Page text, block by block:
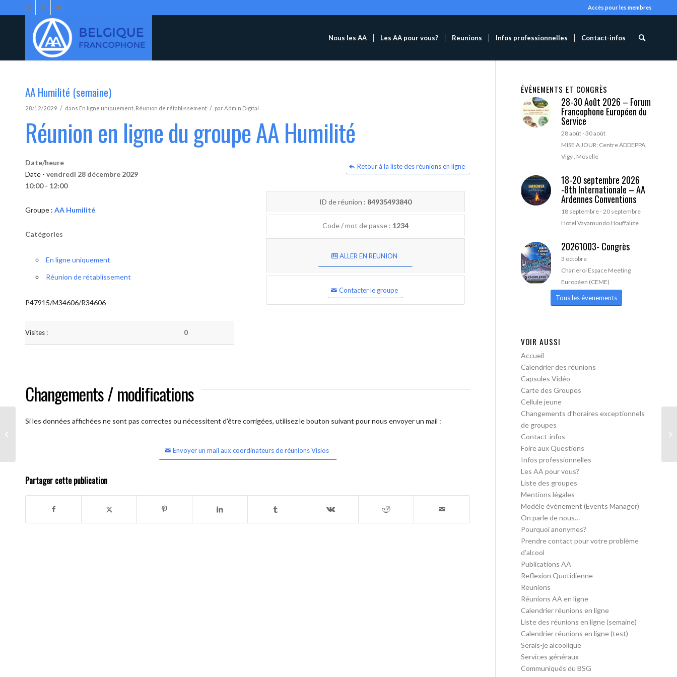
Accès pour les membres
Nous les AA Les AA pour vous? Reunions Infos professionnelles Contact-infos
AA Humilité (semaine)
28/12/2029 / dans En ligne uniquement Réunion de rétablissement / parAdmin Digital
Réunion en ligne du groupe AA Humilité
Retour à la liste des réunions en ligne
Date/heure
Date - vendredi 28 décembre 2029
10:00 - 12:00
Groupe : AA Humilité
Catégories
En ligne uniquement
Réunion de rétablissement
P47915/M34606/R34606
Visites : 0
ID de réunion : 84935493840
Code / mot de passe : 1234
ALLER EN REUNION
Contacter le groupe
Changements / modifications
Si les données affichées ne sont pas correctes ou nécessitent d'être corrigées, utilisez le bouton suivant pour nous envoyer un mail :
Envoyer un mail aux coordinateurs de réunions Visios
Partager cette publication
ÉVÈNEMENTS ET CONGRÈS
28-30 Août 2026 – Forum
Francophone Européen du
Service
28 août-30 août
MISE A JOUR: Centre ADDEPPA,
Vigy , Moselle
18-20 septembre 2026
-8th Internationale – AA
Ardennes Conventions
18 septembre-20 septembre
Hotel Vayamundo Houffalize
20261003- Congrès
3 octobre
Charleroi Espace Meeting
Européen (CEME)
Tous les évenements
VOIR AUSSI
Accueil
Calendrier des réunions
Capsules Vidéo
Carte des Groupes
Cellule jeune
Changements d’horaires exceptionnels
de groupes
Contact-infos
Foire aux Questions
Infos professionnelles
Les AA pour vous?
Liste des groupes
Mentions légales
Modèle événement (Events Manager)
On parle de nous…
Pourquoi anonymes?
Prendre contact pour votre problème
d’alcool
Publications AA
Reflexion Quotidienne
Reunions
Réunions AA en ligne
Calendrier réunions en ligne
Liste des réunions en ligne (semaine)
Calendrier réunions en ligne (test)
Serais-je alcoolique
Services généraux
Communiqués du BSG